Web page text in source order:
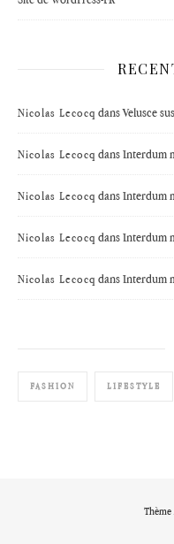
Nicolas Lecocq dansVelusce
Nicolas Lecocq dansInterdum
Nicolas Lecocq dansInterdum
Nicolas Lecocq dansInterdum
Nicolas Lecocq dansInterdum
FASHION LIFESTYLE
Thème